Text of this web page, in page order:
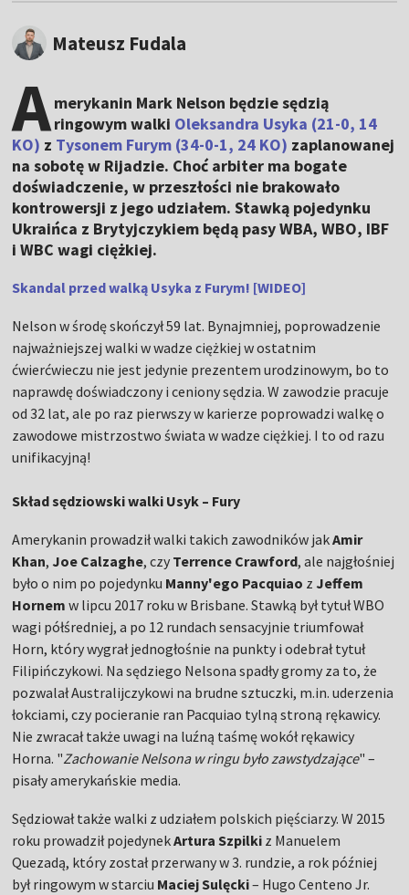
Mateusz Fudala
Amerykanin Mark Nelson będzie sędzią
ringowym walki Oleksandra Usyka (21-0, 14
KO) z Tysonem Furym (34-0-1, 24 KO) zaplanowanej
na sobotę w Rijadzie. Choć arbiter ma bogate
doświadczenie, w przeszłości nie brakowało
kontrowersji z jego udziałem. Stawką pojedynku
Ukraińca z Brytyjczykiem będą pasy WBA, WBO, IBF
i WBC wagi ciężkiej.
Skandal przed walką Usyka z Furym! [WIDEO]
Nelson w środę skończył 59 lat. Bynajmniej, poprowadzenie
najważniejszej walki w wadze ciężkiej w ostatnim
ćwierćwieczu nie jest jedynie prezentem urodzinowym, bo to
naprawdę doświadczony i ceniony sędzia. W zawodzie pracuje
od 32 lat, ale po raz pierwszy w karierze poprowadzi walkę o
zawodowe mistrzostwo świata w wadze ciężkiej. I to od razu
unifikacyjną!
Skład sędziowski walki Usyk – Fury
Amerykanin prowadził walki takich zawodników jakAmir
Khan, Joe Calzaghe, czy Terrence Crawford, ale najgłośniej
było o nim po pojedynku Manny'ego Pacquiao z Jeffem
Hornem w lipcu 2017 roku w Brisbane. Stawką był tytuł WBO
wagi półśredniej, a po 12 rundach sensacyjnie triumfował
Horn, który wygrał jednogłośnie na punkty i odebrał tytuł
Filipińczykowi. Na sędziego Nelsona spadły gromy za to, że
pozwalał Australijczykowi na brudne sztuczki, m.in. uderzenia
łokciami, czy pocieranie ran Pacquiao tylną stroną rękawicy.
Nie zwracał także uwagi na luźną taśmę wokół rękawicy
Horna. "Zachowanie Nelsona w ringu było zawstydzające" –
pisały amerykańskie media.
Sędziował także walki z udziałem polskich pięściarzy. W 2015
roku prowadził pojedynekArtura Szpilki z Manuelem
Quezadą, który został przerwany w 3. rundzie, a rok później
był ringowym w starciu Maciej Sulęcki– Hugo Centeno Jr.